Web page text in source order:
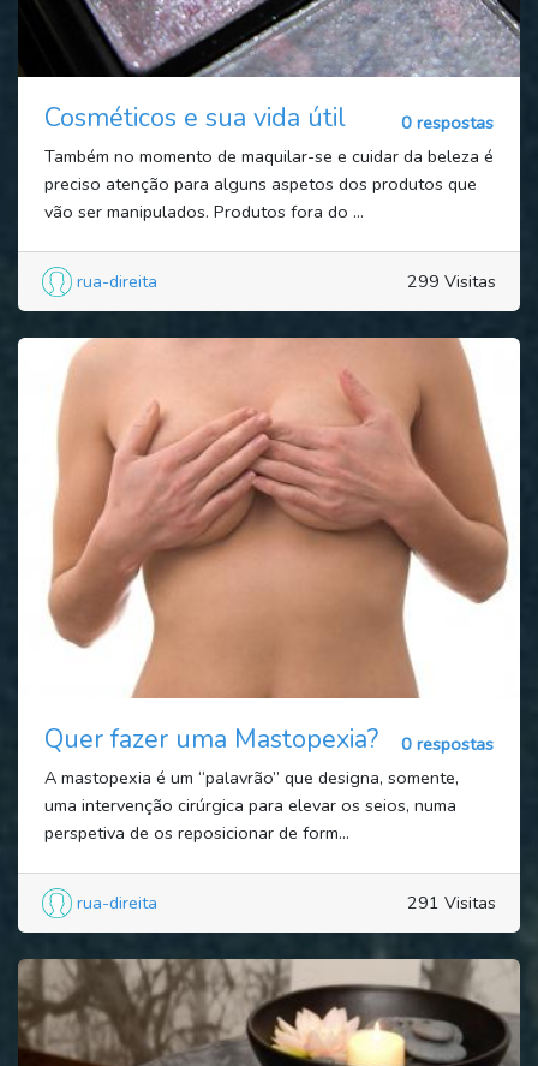
Cosméticos e sua vida útil
0 respostas
Também no momento de maquilar-se e cuidar da beleza é
preciso atenção para alguns aspetos dos produtos que
vão ser manipulados. Produtos fora do ...
rua-direita 299 Visitas
Quer fazer uma Mastopexia?
0 respostas
A mastopexia é um “palavrão” que designa, somente,
uma intervenção cirúrgica para elevar os seios, numa
perspetiva de os reposicionar de form...
rua-direita 291 Visitas